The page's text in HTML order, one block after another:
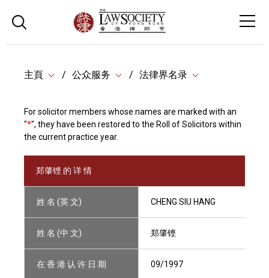
主頁 公众服务 法律界名录
For solicitor members whose names are marked with an
"*", they have been restored to the Roll of Solicitors within
the current practice year.
郑肇铿 的 详 情
姓 名 (英 文) CHENG SIU HANG
姓 名 (中 文) 郑肇铿
在 香 港 认 许 日 期 09/1997